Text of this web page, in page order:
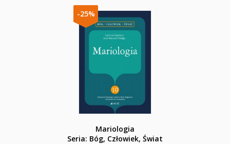
-25%
Mariologia
Seria: Bóg, Człowiek, Świat